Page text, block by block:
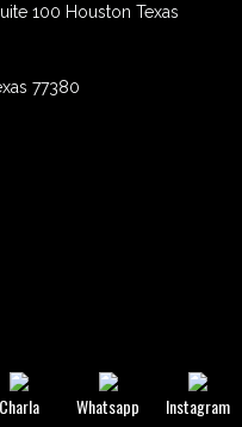
100 Houston Texas
77380
Charla Whatsapp Instagram